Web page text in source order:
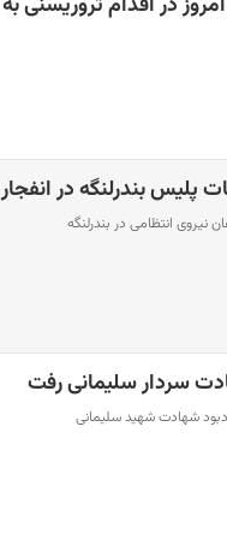
پلیس بندرلنگه در
نیروی انتظامی در بندرلنگه
سردار سلیمانی رفت
شهادت شهید سلیمانی